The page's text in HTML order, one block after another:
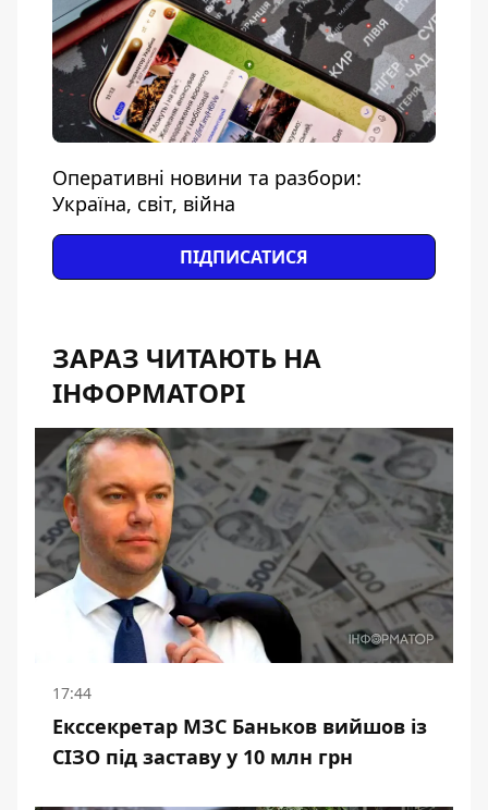
Оперативні новини та разбори:
Україна, світ, війна
ПІДПИСАТИСЯ
ЗАРАЗ ЧИТАЮТЬ НА
ІНФОРМАТОРІ
17:44
Екссекретар МЗС Баньков вийшов із
СІЗО під заставу у 10 млн грн